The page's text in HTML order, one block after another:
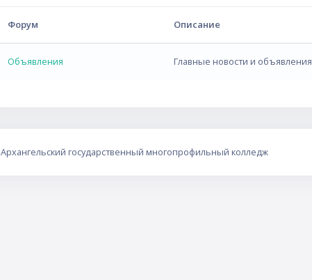
Форум Описание
Объявления Главные новости и объявления
Архангельский государственный многопрофильный колледж